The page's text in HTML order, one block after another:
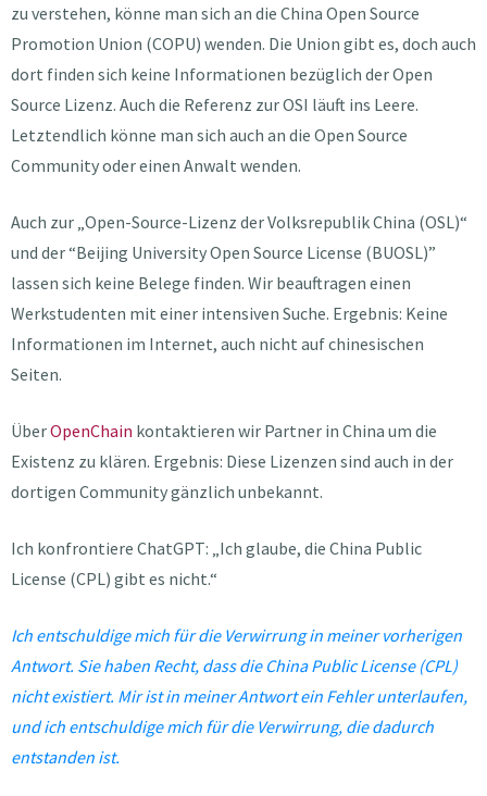
zu verstehen, könne man sich an die China Open Source
Promotion Union (COPU) wenden. Die Union gibt es, doch auch
dort finden sich keine Informationen bezüglich der Open
Source Lizenz. Auch die Referenz zur OSI läuft ins Leere.
Letztendlich könne man sich auch an die Open Source
Community oder einen Anwalt wenden.
Auch zur „Open-Source-Lizenz der Volksrepublik China (OSL)“
und der “Beijing University Open Source License (BUOSL)”
lassen sich keine Belege finden. Wir beauftragen einen
Werkstudenten mit einer intensiven Suche. Ergebnis: Keine
Informationen im Internet, auch nicht auf chinesischen
Seiten.
ÜberOpenChain kontaktieren wir Partner in China um die
Existenz zu klären. Ergebnis: Diese Lizenzen sind auch in der
dortigen Community gänzlich unbekannt.
Ich konfrontiere ChatGPT: „Ich glaube, die China Public
License (CPL) gibt es nicht.“
Ich entschuldige mich für die Verwirrung in meiner vorherigen
Antwort. Sie haben Recht, dass die China Public License (CPL)
nicht existiert. Mir ist in meiner Antwort ein Fehler unterlaufen,
und ich entschuldige mich für die Verwirrung, die dadurch
entstanden ist.